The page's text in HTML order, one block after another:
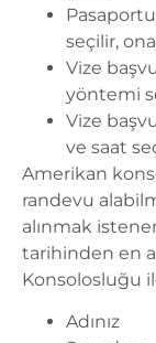
seçilir,
Vize
yöntemi
Vize
ve saat
Amerikan
randevu
alınmak
tarihinden en
Konsolosluğu
Adınız